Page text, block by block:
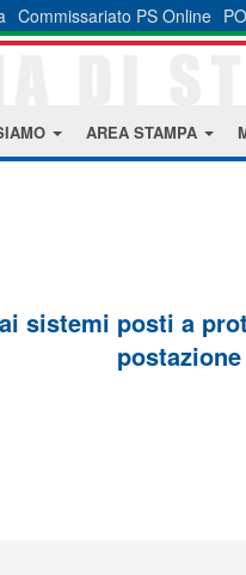
Commissariato PS Online
AREA STAMPA
sistemi posti a